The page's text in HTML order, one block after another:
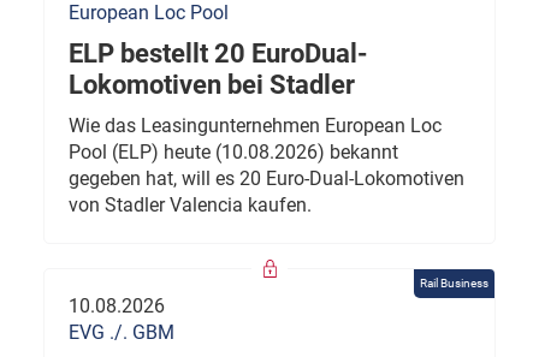
European Loc Pool
ELP bestellt 20 EuroDual-
Lokomotiven bei Stadler
Wie das Leasingunternehmen European Loc
Pool (ELP) heute (10.08.2026) bekannt
gegeben hat, will es 20 Euro-Dual-Lokomotiven
von Stadler Valencia kaufen.
Rail Business
10.08.2026
EVG ./. GBM